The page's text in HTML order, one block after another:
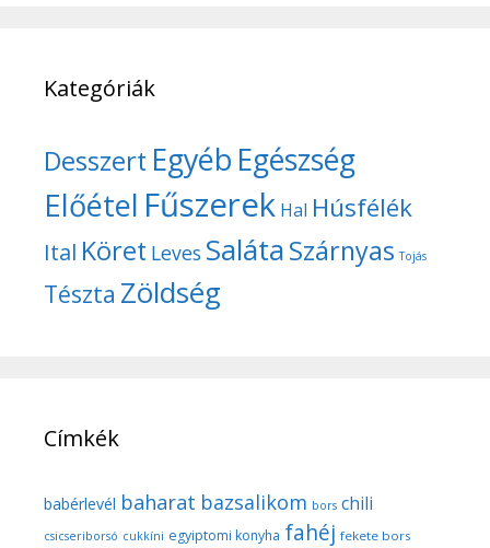
Kategóriák
Desszert Egyéb Egészség
Előétel Fűszerek Hal Húsfélék
Ital Köret Leves SalátaSzárnyas Tojás
Tészta Zöldség
Címkék
babérlevél baharat bazsalikom bors chili
csicseriborsó cukkíni egyiptomi konyha fahéj fekete bors